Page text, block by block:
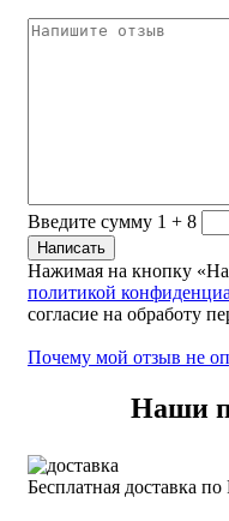
Введите сумму 1 + 8
Нажимая на кнопку
политикой
согласие на обработу
Почему мой отзыв не
Наши
Бесплатная доставка